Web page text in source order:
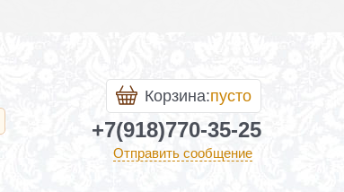
Корзина:пусто
+7(918)770-35-25
Отправить сообщение